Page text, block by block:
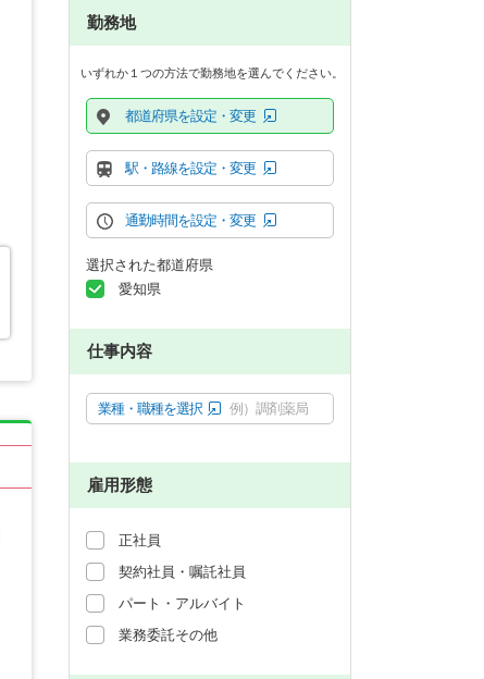
勤務地
いずれか１つの方法で勤務地を選んでください。
都道府県を設定・変更
駅・路線を設定・変更
通勤時間を設定・変更
選択された都道府県
愛知県
仕事内容
業種・職種を選択 例）調剤薬局
雇用形態
正社員
契約社員・嘱託社員
パート・アルバイト
業務委託その他